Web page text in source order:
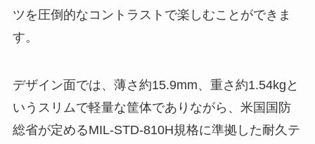
ツを圧倒的なコントラストで楽しむことができま
す。
デザイン面では、薄さ約15.9mm、重さ約1.54kgと
いうスリムで軽量な筐体でありながら、米国国防
総省が定めるMIL-STD-810H規格に準拠した耐久テ